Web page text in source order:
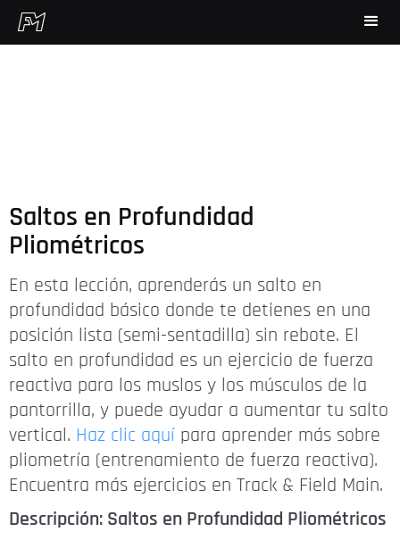
Saltos en Profundidad
Pliométricos
En esta lección, aprenderás un salto en
profundidad básico donde te detienes en una
posición lista (semi-sentadilla) sin rebote. El
salto en profundidad es un ejercicio de fuerza
reactiva para los muslos y los músculos de la
pantorrilla, y puede ayudar a aumentar tu salto
vertical. Haz clic aquí para aprender más sobre
pliometría (entrenamiento de fuerza reactiva).
Encuentra más ejercicios en Track & Field Main.
Descripción: Saltos en Profundidad Pliométricos